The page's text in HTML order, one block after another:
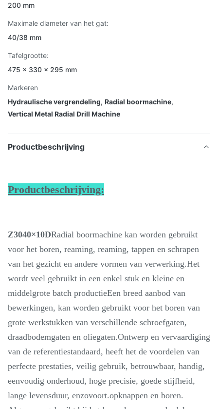
200 mm
Maximale diameter van het gat:
40/38 mm
Tafelgrootte:
475 × 330 × 295 mm
Markeren
Hydraulische vergrendeling, Radial boormachine,
Vertical Metal Radial Drill Machine
Productbeschrijving
Productbeschrijving:
Z3040×10DRadial boormachine kan worden gebruikt
voor het boren, reaming, reaming, tappen en schrapen
van het gezicht en andere vormen van verwerking.Het
wordt veel gebruikt in een enkel stuk en kleine en
middelgrote batch productieEen breed aanbod van
bewerkingen, kan worden gebruikt voor het boren van
grote werkstukken van verschillende schroefgaten,
draadbodemgaten en oliegaten.Ontwerp en vervaardiging
van de referentiestandaard, heeft het de voordelen van
perfecte prestaties, veilig gebruik, betrouwbaar, handig,
eenvoudig onderhoud, hoge precisie, goede stijfheid,
lange levensduur, enzovoort.opknappen en boren.